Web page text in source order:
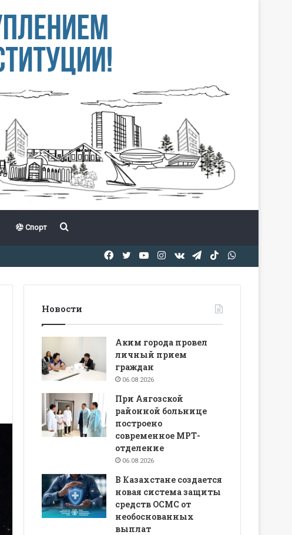
Спорт Іздеу
TikTok
Telegram
vk.com
Instagram
YouTube
Twitter
Facebook
Новости
Аким города провел
личный прием
граждан
06.08.2026
При Аягозской
районной больнице
построено
современное МРТ-
отделение
06.08.2026
В Казахстане создается
новая система защиты
средств ОСМС от
необоснованных
выплат